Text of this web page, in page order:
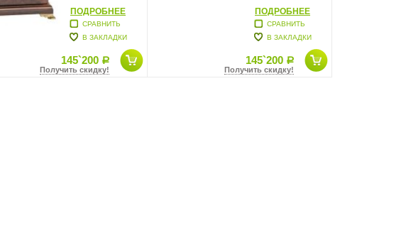
ПОДРОБНЕЕ
СРАВНИТЬ
В ЗАКЛАДКИ
145`200 Р
Получить скидку!
ПОДРОБНЕЕ
СРАВНИТЬ
В ЗАКЛАДКИ
145`200 Р
Получить скидку!